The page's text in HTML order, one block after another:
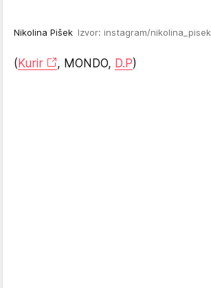
Nikolina Pišek Izvor: instagram/nikolina_pisek
(Kurir , MONDO, D.P)